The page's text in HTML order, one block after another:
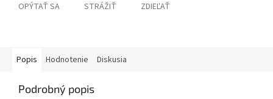
OPÝTAŤ SA STRÁŽIŤ ZDIEĽAŤ
Popis Hodnotenie Diskusia
Podrobný popis